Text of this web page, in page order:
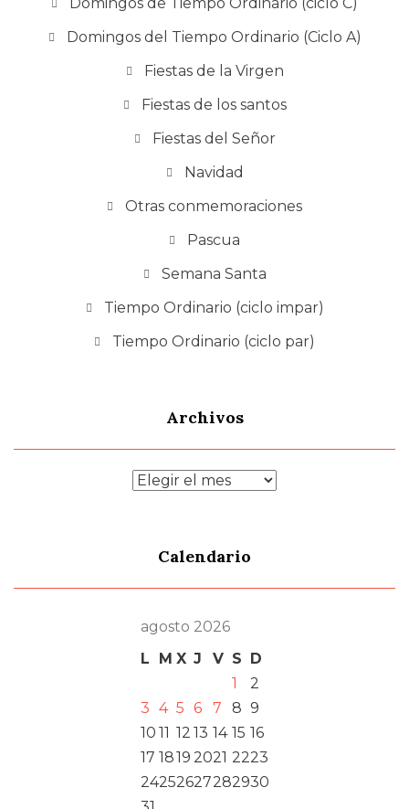
Domingos del Tiempo Ordinario (Ciclo A)
Fiestas de la Virgen
Fiestas de los santos
Fiestas del Señor
Navidad
Otras conmemoraciones
Pascua
Semana Santa
Tiempo Ordinario (ciclo impar)
Tiempo Ordinario (ciclo par)
Archivos
Archivos
Calendario
agosto 2026
L
M X J V S D
1
2
3 4 5 6 7 8 9
10 11 12 13 14 15 16
17 1819 2021 2223
24252627282930